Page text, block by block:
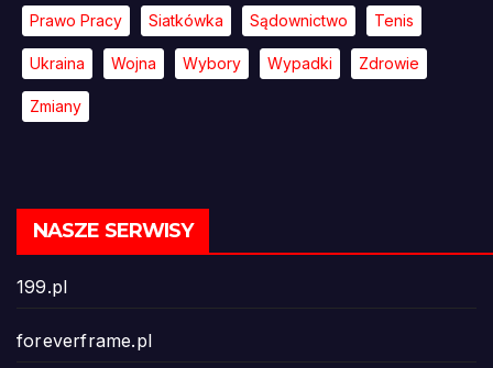
Prawo Pracy Siatkówka Sądownictwo Tenis
Ukraina Wojna Wybory Wypadki Zdrowie
Zmiany
NASZE SERWISY
199.pl
foreverframe.pl